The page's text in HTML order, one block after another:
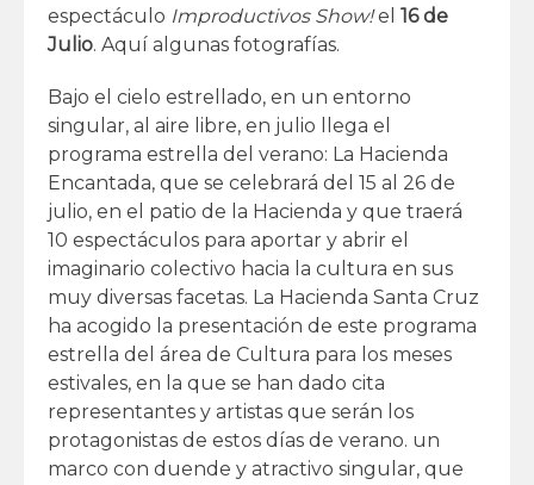
espectáculo Improductivos Show!el 16 de
Julio. Aquí algunas fotografías.
Bajo el cielo estrellado, en un entorno
singular, al aire libre, en julio llega el
programa estrella del verano: La Hacienda
Encantada, que se celebrará del 15 al 26 de
julio, en el patio de la Hacienda y que traerá
10 espectáculos para aportar y abrir el
imaginario colectivo hacia la cultura en sus
muy diversas facetas. La Hacienda Santa Cruz
ha acogido la presentación de este programa
estrella del área de Cultura para los meses
estivales, en la que se han dado cita
representantes y artistas que serán los
protagonistas de estos días de verano. un
marco con duende y atractivo singular, que